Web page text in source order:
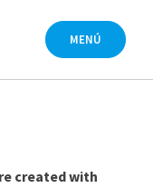
MENÚ
created with